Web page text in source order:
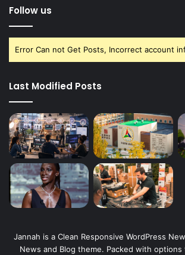
Follow us
Error Can not Get Posts, Incorrect account
Last Modified Posts
Jannah is a Clean Responsive WordPress
News and Blog theme. Packed with